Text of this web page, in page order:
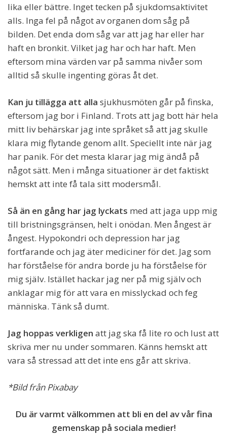
lika eller bättre. Inget tecken på sjukdomsaktivitet
alls. Inga fel på något av organen dom såg på
bilden. Det enda dom såg var att jag har eller har
haft en bronkit. Vilket jag har och har haft. Men
eftersom mina värden var på samma nivåer som
alltid så skulle ingenting göras åt det.
Kan ju tillägga att alla sjukhusmöten går på finska,
eftersom jag bor i Finland. Trots att jag bott här hela
mitt liv behärskar jag inte språket så att jag skulle
klara mig flytande genom allt. Speciellt inte när jag
har panik. För det mesta klarar jag mig ändå på
något sätt. Men i många situationer är det faktiskt
hemskt att inte få tala sitt modersmål.
Så än en gång har jag lyckats med att jaga upp mig
till bristningsgränsen, helt i onödan. Men ångest är
ångest. Hypokondri och depression har jag
fortfarande och jag äter mediciner för det. Jag som
har förståelse för andra borde ju ha förståelse för
mig själv. Istället hackar jag ner på mig själv och
anklagar mig för att vara en misslyckad och feg
människa. Tänk så dumt.
Jag hoppas verkligen att jag ska få lite ro och lust att
skriva mer nu under sommaren. Känns hemskt att
vara så stressad att det inte ens går att skriva.
*Bild från Pixabay
Du är varmt välkommen att bli en del av vår fina
gemenskap på sociala medier!